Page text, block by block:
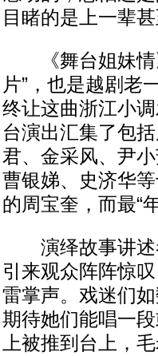
目睹的是上一辈
《舞台姐妹情
片”，也是越剧老
终让这曲浙江小
台演出汇集了包
君、金采风、尹
曹银娣、史济华
的周宝奎，而最“
演绎故事讲述
引来观众阵阵惊
雷掌声。戏迷们
期待她们能唱一
上被推到台上，